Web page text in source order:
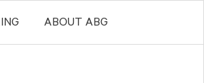
ABOUT ABG